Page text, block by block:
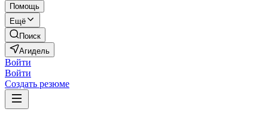
Помощь
Ещё
Поиск
Агидель
Войти
Войти
Создать резюме